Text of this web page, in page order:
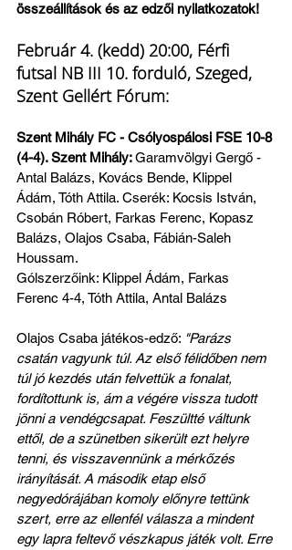
összeállítások és az edzői nyilatkozatok!
Február 4. (kedd) 20:00, Férfi
futsal NB III 10. forduló, Szeged,
Szent Gellért Fórum:
Szent Mihály FC - Csólyospálosi FSE 10-8
(4-4). Szent Mihály: Garamvölgyi Gergő -
Antal Balázs, Kovács Bende, Klippel
Ádám, Tóth Attila. Cserék: Kocsis István,
Csobán Róbert, Farkas Ferenc, Kopasz
Balázs, Olajos Csaba, Fábián-Saleh
Houssam.
Gólszerzőink: Klippel Ádám, Farkas
Ferenc 4-4, Tóth Attila, Antal Balázs
Olajos Csaba játékos-edző: "Parázs
csatán vagyunk túl. Az első félidőben nem
túl jó kezdés után felvettük a fonalat,
fordítottunk is, ám a végére vissza tudott
jönni a vendégcsapat. Feszültté váltunk
ettől, de a szünetben sikerült ezt helyre
tenni, és visszavennünk a mérkőzés
irányítását. A második etap első
negyedórájában komoly előnyre tettünk
szert, erre az ellenfél válasza a mindent
egy lapra feltevő vészkapus játék volt. Erre